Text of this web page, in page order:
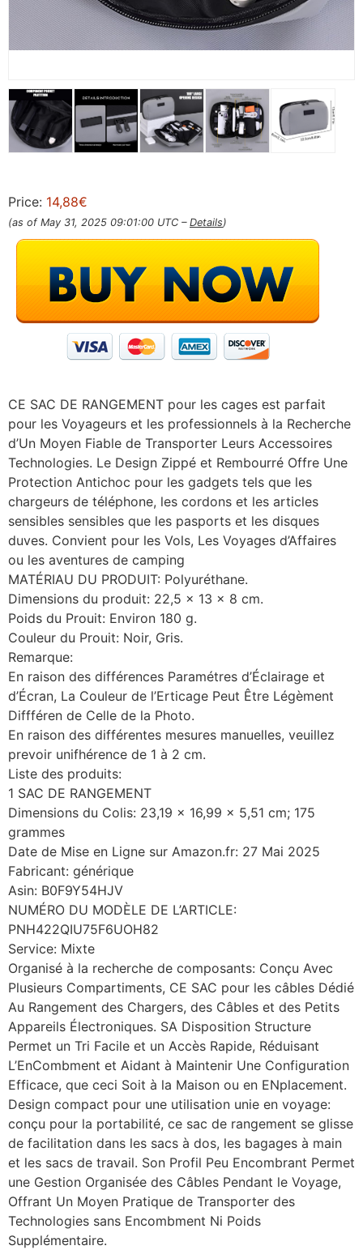
Price: 14,88€
(as of May 31, 2025 09:01:00 UTC – Details)
CE SAC DE RANGEMENT pour les cages est parfait
pour les Voyageurs et les professionnels à la Recherche
d’Un Moyen Fiable de Transporter Leurs Accessoires
Technologies. Le Design Zippé et Rembourré Offre Une
Protection Antichoc pour les gadgets tels que les
chargeurs de téléphone, les cordons et les articles
sensibles sensibles que les pasports et les disques
duves. Convient pour les Vols, Les Voyages d’Affaires
ou les aventures de camping
MATÉRIAU DU PRODUIT: Polyuréthane.
Dimensions du produit: 22,5 x 13 x 8 cm.
Poids du Prouit: Environ 180 g.
Couleur du Prouit: Noir, Gris.
Remarque:
En raison des différences Paramétres d’Éclairage et
d’Écran, La Couleur de l’Erticage Peut Être Légèment
Diffféren de Celle de la Photo.
En raison des différentes mesures manuelles, veuillez
prevoir unifhérence de 1 à 2 cm.
Liste des produits:
1 SAC DE RANGEMENT
Dimensions du Colis: 23,19 x 16,99 x 5,51 cm; 175
grammes
Date de Mise en Ligne sur Amazon.fr: 27 Mai 2025
Fabricant: générique
Asin: B0F9Y54HJV
NUMÉRO DU MODÈLE DE L’ARTICLE:
PNH422QIU75F6UOH82
Service: Mixte
Organisé à la recherche de composants: Conçu Avec
Plusieurs Compartiments, CE SAC pour les câbles Dédié
Au Rangement des Chargers, des Câbles et des Petits
Appareils Électroniques. SA Disposition Structure
Permet un Tri Facile et un Accès Rapide, Réduisant
L’EnCombment et Aidant à Maintenir Une Configuration
Efficace, que ceci Soit à la Maison ou en ENplacement.
Design compact pour une utilisation unie en voyage:
conçu pour la portabilité, ce sac de rangement se glisse
de facilitation dans les sacs à dos, les bagages à main
et les sacs de travail. Son Profil Peu Encombrant Permet
une Gestion Organisée des Câbles Pendant le Voyage,
Offrant Un Moyen Pratique de Transporter des
Technologies sans Encombment Ni Poids
Supplémentaire.